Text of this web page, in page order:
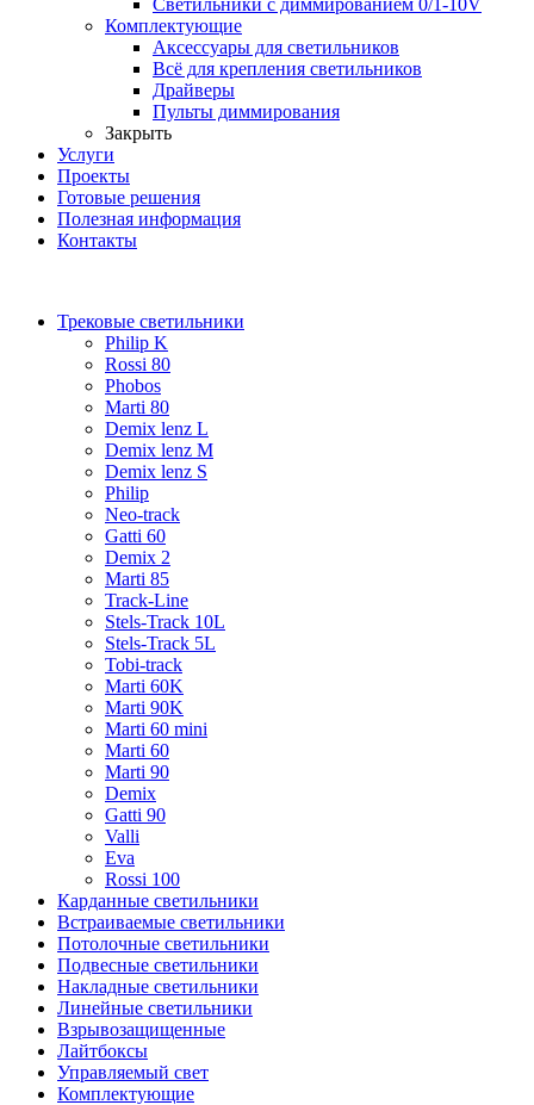
Светильники с диммированием 0/1-10V
Комплектующие
Аксессуары для светильников
Всё для крепления светильников
Драйверы
Пульты диммирования
Закрыть
Услуги
Проекты
Готовые решения
Полезная информация
Контакты
Трековые светильники
Philip K
Rossi 80
Phobos
Marti 80
Demix lenz L
Demix lenz M
Demix lenz S
Philip
Neo-track
Gatti 60
Demix 2
Marti 85
Track-Line
Stels-Track 10L
Stels-Track 5L
Tobi-track
Marti 60K
Marti 90K
Marti 60 mini
Marti 60
Marti 90
Demix
Gatti 90
Valli
Eva
Rossi 100
Карданные светильники
Встраиваемые светильники
Потолочные светильники
Подвесные светильники
Накладные светильники
Линейные светильники
Взрывозащищенные
Лайтбоксы
Управляемый свет
Комплектующие